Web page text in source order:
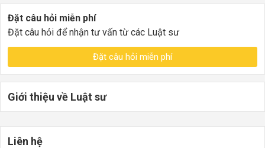
Đặt câu hỏi miễn phí
Đặt câu hỏi để nhận tư vấn từ các Luật sư
Đặt câu hỏi miễn phí
Giới thiệu về Luật sư
Liên hệ